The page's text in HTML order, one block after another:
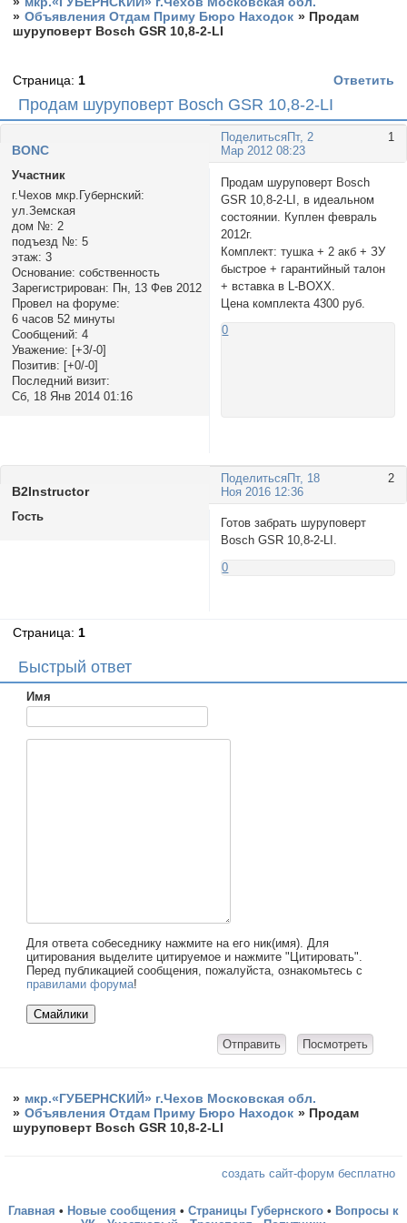
» Объявления Отдам Приму Бюро Находок » Продам
шуруповерт Bosch GSR 10,8-2-LI
Продам шуруповерт Bosch GSR 10,8-2-LI
Страница: 1 Ответить
Поделиться 1
Пт, 2
Мар 2012 08:23
BONC
Участник
г.Чехов мкр.Губернский:
ул.Земская
дом №: 2
подъезд №: 5
этаж: 3
Основание: собственность
Зарегистрирован: Пн, 13 Фев 2012
Провел на форуме:
6 часов 52 минуты
Сообщений: 4
Уважение: [+3/-0]
Позитив: [+0/-0]
Последний визит:
Сб, 18 Янв 2014 01:16
Продам шуруповерт Bosch
GSR 10,8-2-LI, в идеальном
состоянии. Куплен февраль
2012г.
Комплект: тушка + 2 акб + ЗУ
быстрое + гарантийный талон
+ вставка в L-BOXX.
Цена комплекта 4300 руб.
0
Поделиться 2
Пт, 18
Ноя 2016 12:36
B2Instructor
Гость
Готов забрать шуруповерт
Bosch GSR 10,8-2-LI.
0
Страница: 1
Быстрый ответ
Имя
Для ответа собеседнику нажмите на его ник(имя). Для
цитирования выделите цитируемое и нажмите "Цитировать".
Перед публикацией сообщения, пожалуйста, ознакомьтесь с
правилами форума!
» мкр.«ГУБЕРНСКИЙ» г.Чехов Московская обл.
» Объявления Отдам Приму Бюро Находок » Продам
шуруповерт Bosch GSR 10,8-2-LI
создать сайт-форум бесплатно
Главная • Новые сообщения • Страницы Губернского • Вопросы к